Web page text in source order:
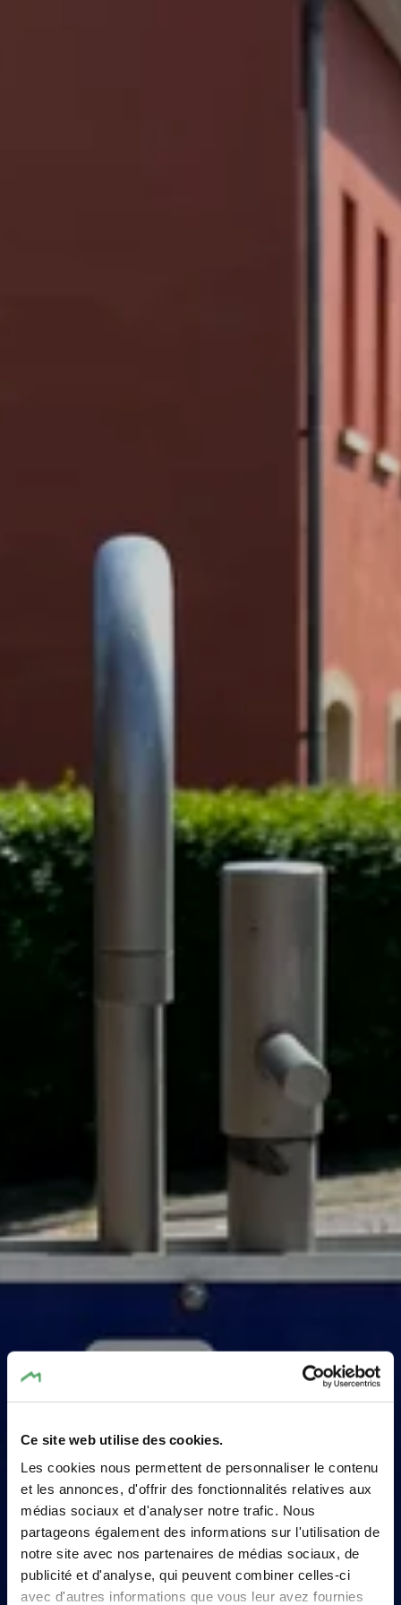
Ce site web utilise des cookies.
Les cookies nous permettent de personnaliser le contenu
et les annonces, d'offrir des fonctionnalités relatives aux
médias sociaux et d'analyser notre trafic. Nous
partageons également des informations sur l'utilisation de
notre site avec nos partenaires de médias sociaux, de
publicité et d'analyse, qui peuvent combiner celles-ci
avec d'autres informations que vous leur avez fournies
Trinkbrunnen
Herborn
Wo? Kiercheplaz, L-6665 Herborn